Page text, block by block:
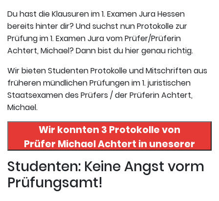
Du hast die Klausuren im 1. Examen Jura Hessen
bereits hinter dir? Und suchst nun Protokolle zur
Prüfung im 1. Examen Jura vom Prüfer/Prüferin
Achtert, Michael? Dann bist du hier genau richtig.
Wir bieten Studenten Protokolle und Mitschriften aus
früheren mündlichen Prüfungen im 1. juristischen
Staatsexamen des Prüfers / der Prüferin Achtert,
Michael.
Wir konnten 3 Protokolle von
Prüfer Michael Achtert in uneserer
Datenbank finden. Hier
registrieren und die Protokolle
abrufen.
Studenten: Keine Angst vorm
Prüfungsamt!